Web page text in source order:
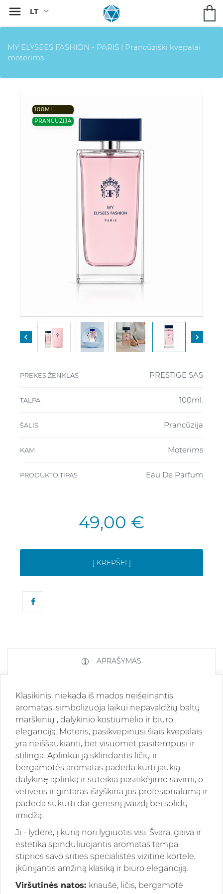

MY ELYSEES FASHION - PARIS | Prancūziški kvepalai
moterims
100ML.
PRANCŪZIJA
 
PREKĖS ŽENKLAS PRESTIGE SAS
TALPA 100ml.
ŠALIS Prancūzija
KAM Moterims
PRODUKTO TIPAS Eau De Parfum
49,00 €
Į KREPŠELĮ
APRAŠYMAS
Klasikinis, niekada iš mados neišeinantis
aromatas, simbolizuoja laikui nepavaldžių baltų
marškinių , dalykinio kostiumėlio ir biuro
eleganciją. Moteris, pasikvepinusi šiais kvepalais
yra neiššaukianti, bet visuomet pasitempusi ir
stilinga. Aplinkui ją sklindantis ličių ir
bergamotės aromatas padeda kurti jaukią
dalykinę aplinką ir suteikia pasitikėjimo savimi, o
vetiveris ir gintaras išryškina jos profesionalumą ir
padeda sukurti dar geresnį įvaizdį bei solidų
imidžą.
Ji - lyderė, į kurią nori lygiuotis visi. Švara, gaiva ir
estetika spinduliuojantis aromatas tampa
stiprios savo srities specialistės vizitine kortele,
įkūnijantis amžiną klasiką ir biuro eleganciją.
Viršutinės natos: kriaušė, ličis, bergamotė